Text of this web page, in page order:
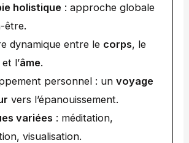
holistique: approche globale
être.
dynamique entre le corps, le
l’âme.
personnel : un voyage
vers l’épanouissement.
variées : méditation,
visualisation.